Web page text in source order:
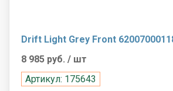
Drift Light Grey Front
8 985 руб. / шт
Артикул: 175643